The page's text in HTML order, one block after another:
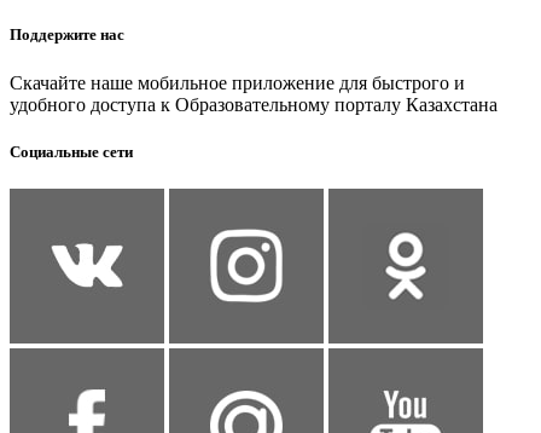
Поддержите нас
Скачайте наше мобильное приложение для быстрого и
удобного доступа к Образовательному порталу Казахстана
Социальные сети